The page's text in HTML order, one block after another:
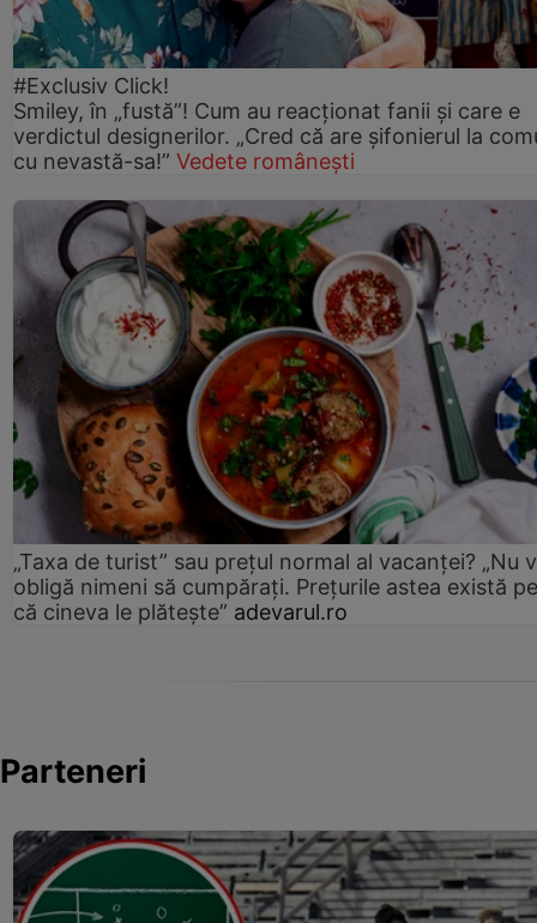
#Exclusiv Click!
Smiley, în „fustă”! Cum au reacționat fanii și care e
verdictul designerilor. „Cred că are șifonierul la
cu nevastă-sa!” Vedete românești
„Taxa de turist” sau prețul normal al vacanței? „Nu
obligă nimeni să cumpărați. Prețurile astea există
că cineva le plătește” adevarul.ro
Parteneri